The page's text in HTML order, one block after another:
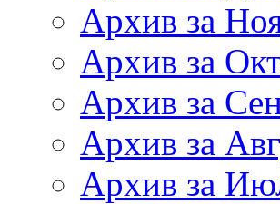
Архив за
Архив за
Архив за
Архив за
Архив за